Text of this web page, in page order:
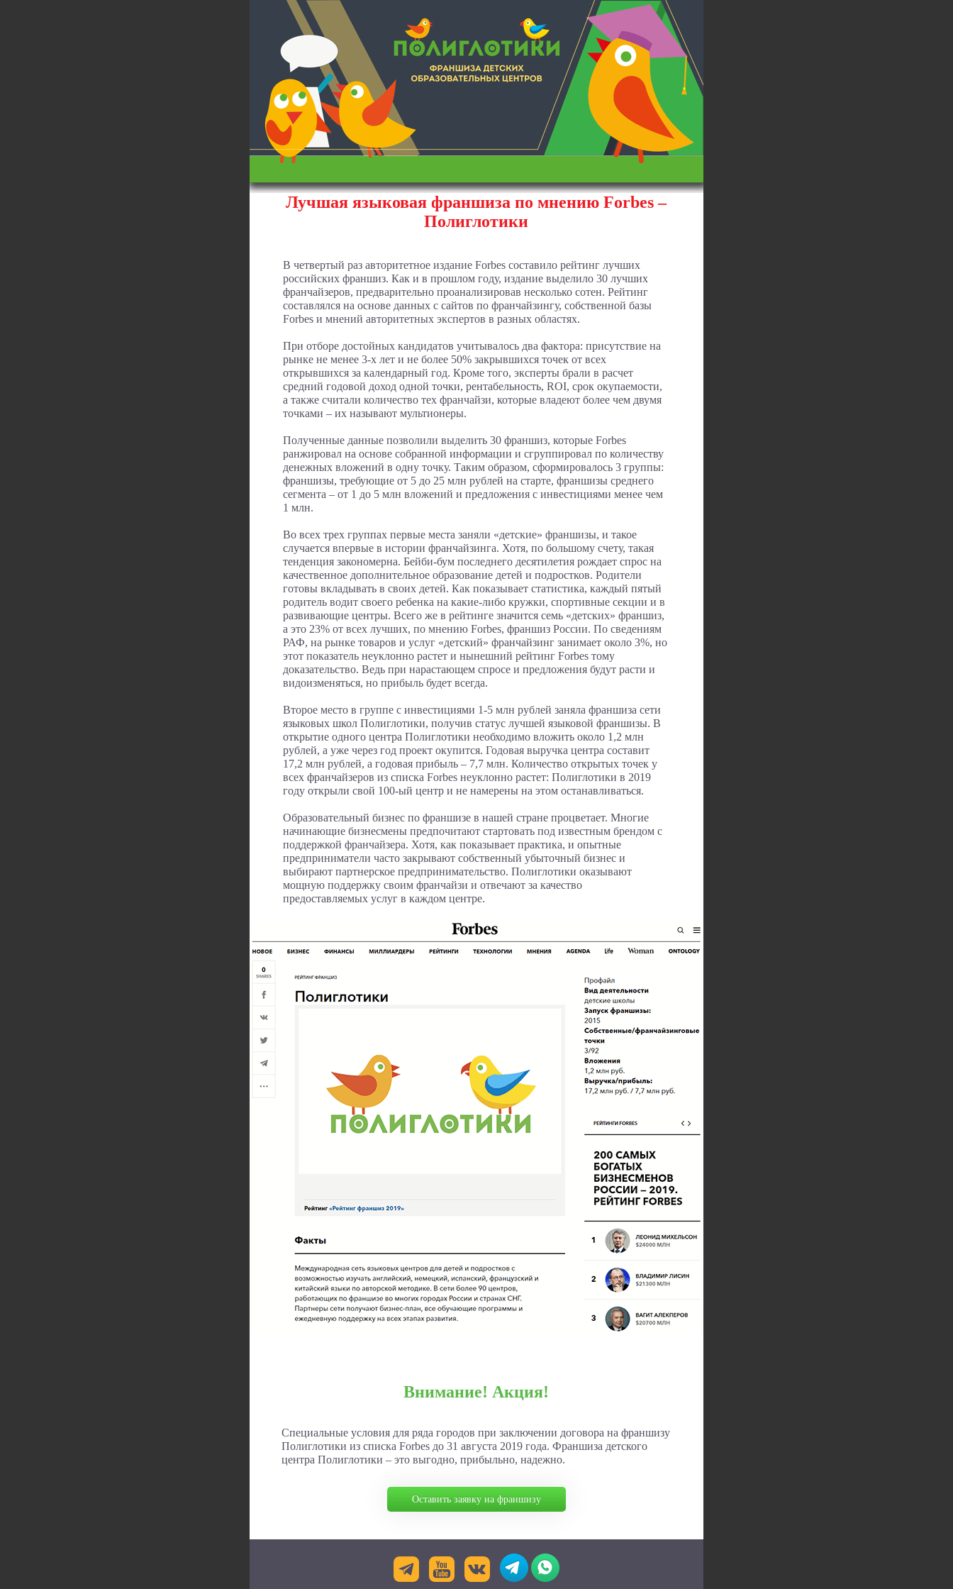
Лучшая языковая франшиза по мнению Forbes –
Полиглотики
В четвертый раз авторитетное издание Forbes составило рейтинг лучших
российских франшиз. Как и в прошлом году, издание выделило 30 лучших
франчайзеров, предварительно проанализировав несколько сотен. Рейтинг
составлялся на основе данных с сайтов по франчайзингу, собственной базы
Forbes и мнений авторитетных экспертов в разных областях.
При отборе достойных кандидатов учитывалось два фактора: присутствие на
рынке не менее 3-х лет и не более 50% закрывшихся точек от всех
открывшихся за календарный год. Кроме того, эксперты брали в расчет
средний годовой доход одной точки, рентабельность, ROI, срок окупаемости,
а также считали количество тех франчайзи, которые владеют более чем двумя
точками – их называют мультионеры.
Полученные данные позволили выделить 30 франшиз, которые Forbes
ранжировал на основе собранной информации и сгруппировал по количеству
денежных вложений в одну точку. Таким образом, сформировалось 3 группы:
франшизы, требующие от 5 до 25 млн рублей на старте, франшизы среднего
сегмента – от 1 до 5 млн вложений и предложения с инвестициями менее чем
1 млн.
Во всех трех группах первые места заняли «детские» франшизы, и такое
случается впервые в истории франчайзинга. Хотя, по большому счету, такая
тенденция закономерна. Бейби-бум последнего десятилетия рождает спрос на
качественное дополнительное образование детей и подростков. Родители
готовы вкладывать в своих детей. Как показывает статистика, каждый пятый
родитель водит своего ребенка на какие-либо кружки, спортивные секции и в
развивающие центры. Всего же в рейтинге значится семь «детских» франшиз,
а это 23% от всех лучших, по мнению Forbes, франшиз России. По сведениям
РАФ, на рынке товаров и услуг «детский» франчайзинг занимает около 3%, но
этот показатель неуклонно растет и нынешний рейтинг Forbes тому
доказательство. Ведь при нарастающем спросе и предложения будут расти и
видоизменяться, но прибыль будет всегда.
Второе место в группе с инвестициями 1-5 млн рублей заняла франшиза сети
языковых школ Полиглотики, получив статус лучшей языковой франшизы. В
открытие одного центра Полиглотики необходимо вложить около 1,2 млн
рублей, а уже через год проект окупится. Годовая выручка центра составит
17,2 млн рублей, а годовая прибыль – 7,7 млн. Количество открытых точек у
всех франчайзеров из списка Forbes неуклонно растет: Полиглотики в 2019
году открыли свой 100-ый центр и не намерены на этом останавливаться.
Образовательный бизнес по франшизе в нашей стране процветает. Многие
начинающие бизнесмены предпочитают стартовать под известным брендом с
поддержкой франчайзера. Хотя, как показывает практика, и опытные
предприниматели часто закрывают собственный убыточный бизнес и
выбирают партнерское предпринимательство. Полиглотики оказывают
мощную поддержку своим франчайзи и отвечают за качество
предоставляемых услуг в каждом центре.
Внимание! Акция!
Специальные условия для ряда городов при заключении договора на франшизу
Полиглотики из списка Forbes до 31 августа 2019 года. Франшиза детского
центра Полиглотики – это выгодно, прибыльно, надежно.
Оставить заявку на франшизу